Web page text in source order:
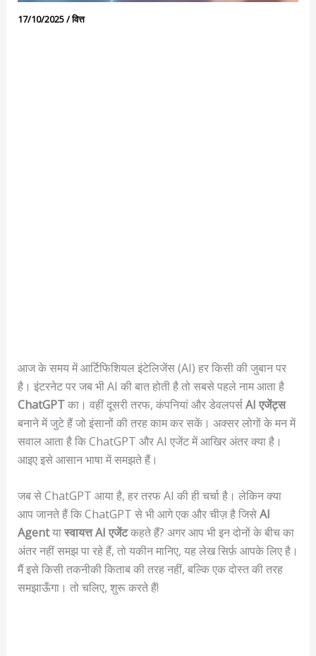
17/10/2025/वित्त
आज के समय में आर्टिफिशियल इंटेलिजेंस (AI) हर किसी की जुबान पर
है। इंटरनेट पर जब भी AI की बात होती है तो सबसे पहले नाम आता है
ChatGPTका। वहीं दूसरी तरफ, कंपनियां और डेवलपर्सAI एजेंट्स
बनाने में जुटे हैं जो इंसानों की तरह काम कर सकें। अक्सर लोगों के मन में
सवाल आता है कि ChatGPT और AI एजेंट में आखिर अंतर क्या है।
आइए इसे आसान भाषा में समझते हैं।
जब से ChatGPT आया है, हर तरफ AI की ही चर्चा है। लेकिन क्या
आप जानते हैं कि ChatGPT से भी आगे एक और चीज़ है जिसेAI
Agentयास्वायत्त AI एजेंटकहते हैं? अगर आप भी इन दोनों के बीच का
अंतर नहीं समझ पा रहे हैं, तो यकीन मानिए, यह लेख सिर्फ़ आपके लिए है।
मैं इसे किसी तकनीकी किताब की तरह नहीं, बल्कि एक दोस्त की तरह
समझाऊँगा। तो चलिए, शुरू करते हैं!